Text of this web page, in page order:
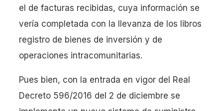
el de facturas recibidas, cuya información se
vería completada con la llevanza de los libros
registro de bienes de inversión y de
operaciones intracomunitarias.
Pues bien, con la entrada en vigor del Real
Decreto 596/2016 del 2 de diciembre se